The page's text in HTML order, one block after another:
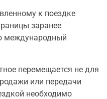
к поездке
заранее
международный
перемещается не для
или передачи
необходимо